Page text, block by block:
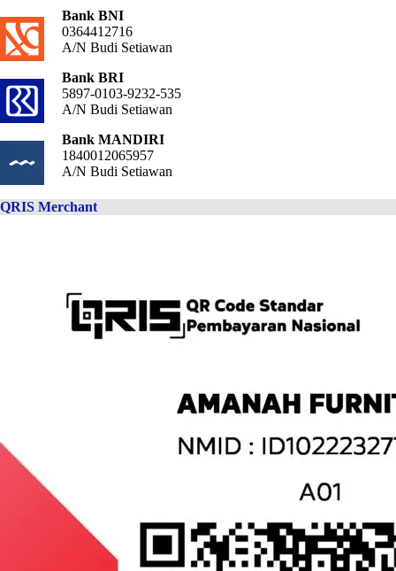
Bank BNI
0364412716
A/N Budi Setiawan
Bank BRI
5897-0103-9232-535
A/N Budi Setiawan
Bank MANDIRI
1840012065957
A/N Budi Setiawan
QRIS Merchant